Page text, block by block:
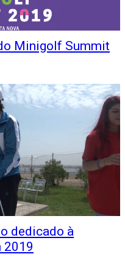
Minigolf Summit
dedicado à
2019